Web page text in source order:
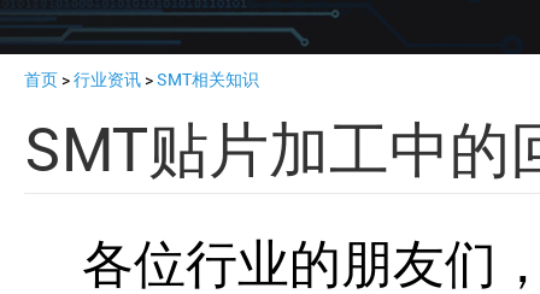
首页 >行业资讯 >SMT相关知识
SMT贴片加工中的
各位行业的朋友们